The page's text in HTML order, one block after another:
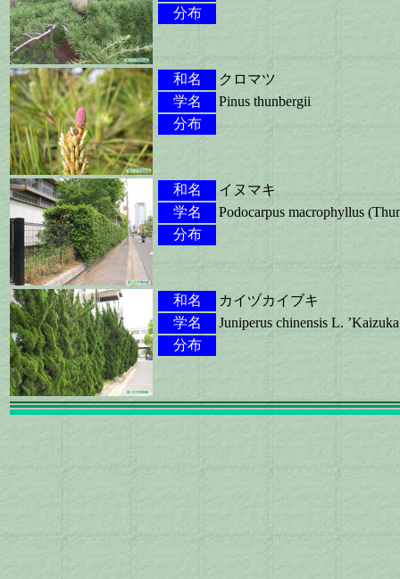
分布
和名
クロマツ
学名
Pinus thunbergii
分布
和名
イヌマキ
学名
Podocarpus macrophyllus
分布
和名
カイヅカイブキ
学名
Juniperus chinensis L.
分布